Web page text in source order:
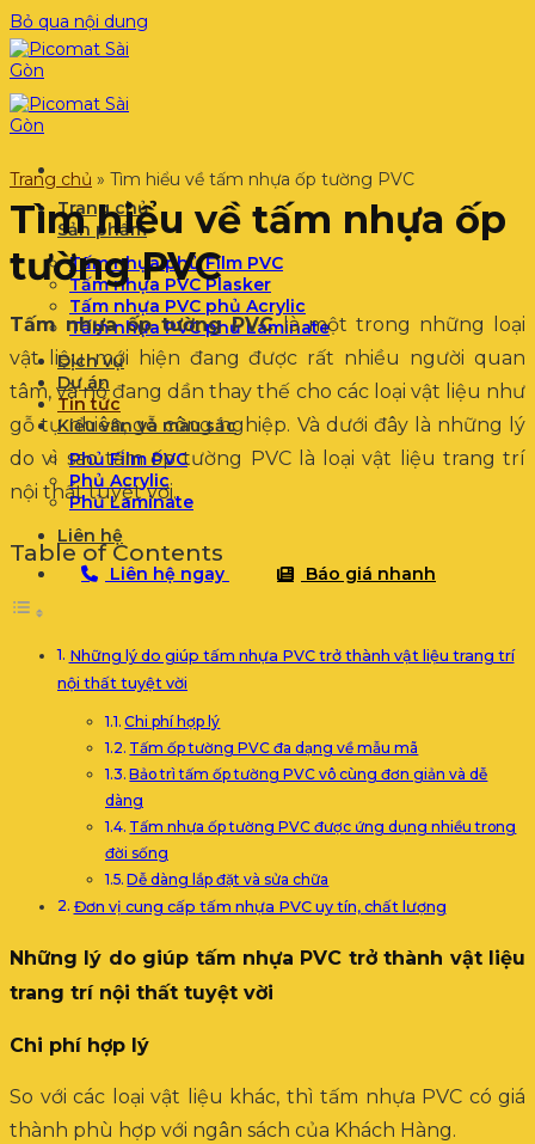
Bỏ qua nội dung
Trang chủ
Sản phẩm
Tấm nhựa phủ Film PVC
Tấm nhựa PVC Plasker
Tấm nhựa PVC phủ Acrylic
Tấm nhựa PVC phủ Laminate
Dịch vụ
Dự án
Tin tức
Kiểu vân và màu sắc
Phủ Film PVC
Phủ Acrylic
Phủ Laminate
Liên hệ
Liên hệ ngay
Báo giá nhanh
Trang chủ » Tìm hiểu về tấm nhựa ốp tường PVC
Tìm hiểu về tấm nhựa ốp
tường PVC
Tấm nhựa ốp tường PVClà một trong những loại
vật liệu mới hiện đang được rất nhiều người quan
tâm, và nó đang dần thay thế cho các loại vật liệu như
gỗ tự nhiên, gỗ công nghiệp. Và dưới đây là những lý
do vì sao tấm ốp tường PVC là loại vật liệu trang trí
nội thất tuyệt vời.
Table of Contents
Những lý do giúp tấm nhựa PVC trở thành vật liệu trang trí
nội thất tuyệt vời
Chi phí hợp lý
Tấm ốp tường PVC đa dạng về mẫu mã
Bảo trì tấm ốp tường PVC vô cùng đơn giản và dễ
dàng
Tấm nhựa ốp tường PVC được ứng dụng nhiều trong
đời sống
Dễ dàng lắp đặt và sửa chữa
Đơn vị cung cấp tấm nhựa PVC uy tín, chất lượng
Những lý do giúp tấm nhựa PVC trở thành vật liệu
trang trí nội thất tuyệt vời
Chi phí hợp lý
So với các loại vật liệu khác, thì tấm nhựa PVC có giá
thành phù hợp với ngân sách của Khách Hàng.